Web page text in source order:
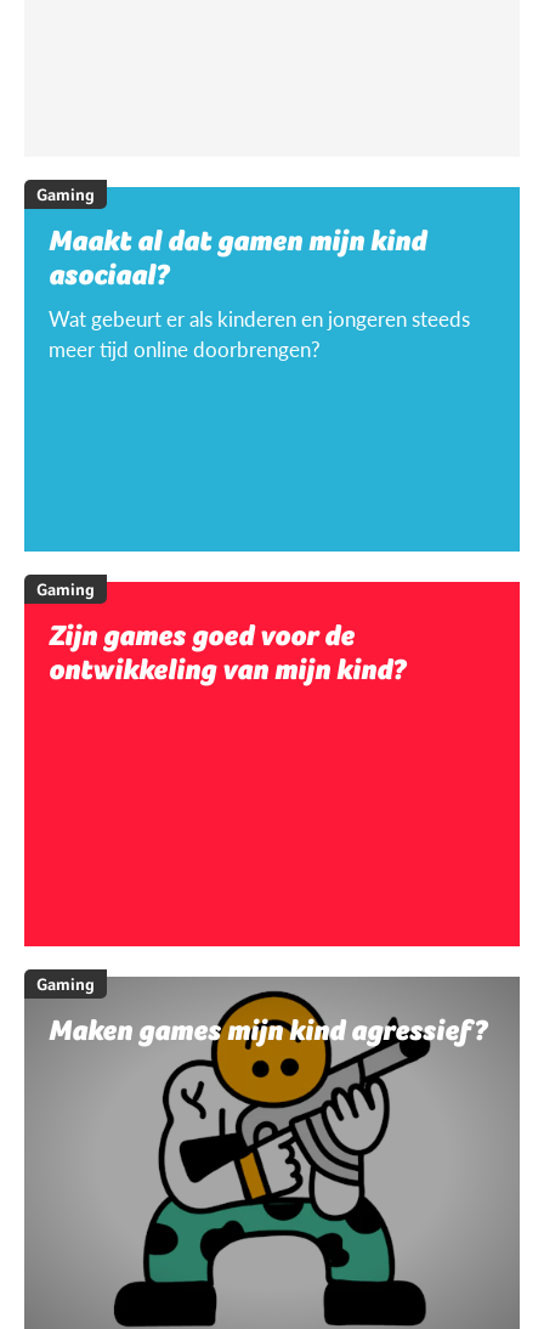
Gaming
Maakt al dat gamen mijn kind
asociaal?
Wat gebeurt er als kinderen en jongeren steeds
meer tijd online doorbrengen?
Gaming
Zijn games goed voor de
ontwikkeling van mijn kind?
Gaming
Maken games mijn kind agressief?